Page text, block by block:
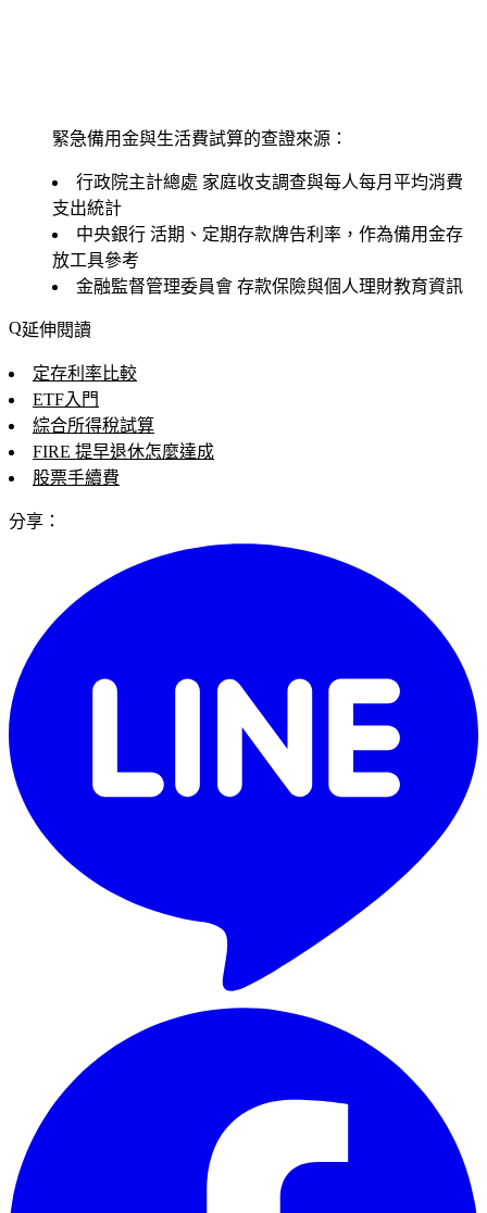
緊急備用金與生活費試算的查證來源：
行政院主計總處 家庭收支調查與每人每月平均消費
支出統計
中央銀行 活期、定期存款牌告利率，作為備用金存
放工具參考
金融監督管理委員會 存款保險與個人理財教育資訊
延伸閱讀
定存利率比較
ETF入門
綜合所得稅試算
FIRE 提早退休怎麼達成
股票手續費
分享：